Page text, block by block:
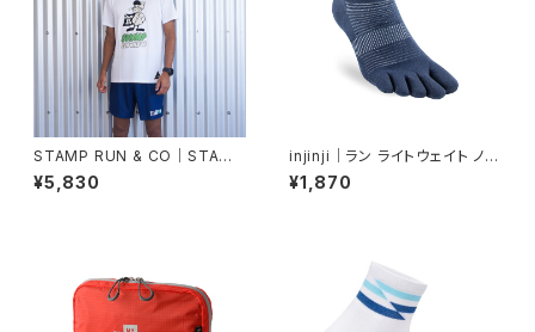
STAMP RUN & CO｜STAMP
GRAPHIC RUN TEE (DIET O
R DIE)
¥5,830
injinji｜ラン ライトウェイト ノー
ショー（ネイビー）
¥1,870